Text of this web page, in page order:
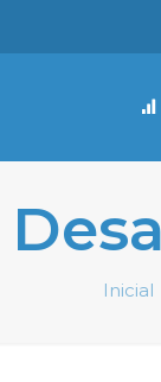
Inicial